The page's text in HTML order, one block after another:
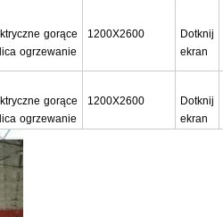
gorące
ogrzewanie
1200X2600
Dotknij
ekran
gorące
ogrzewanie
1200X2600
Dotknij
ekran